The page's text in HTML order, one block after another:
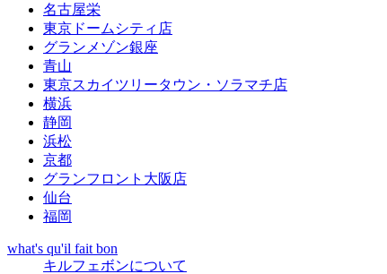
名古屋栄
東京ドームシティ店
グランメゾン銀座
青山
東京スカイツリータウン・ソラマチ店
横浜
静岡
浜松
京都
グランフロント大阪店
仙台
福岡
what's qu'il fait bon
キルフェボンについて